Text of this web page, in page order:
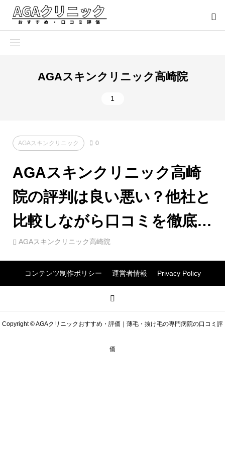
AGAスキンクリニック高崎院
1
AGAスキンクリニック 0
AGAスキンクリニック高崎
院の評判は良い悪い？他社と
比較しながら口コミを徹底評
価！
AGAスキンクリニック高崎院
コンテンツ制作ポリシー 運営者情報 Privacy Policy
Copyright © AGAクリニックおすすめ・評価｜薄毛・抜け毛の専門病院の口コミ評
価